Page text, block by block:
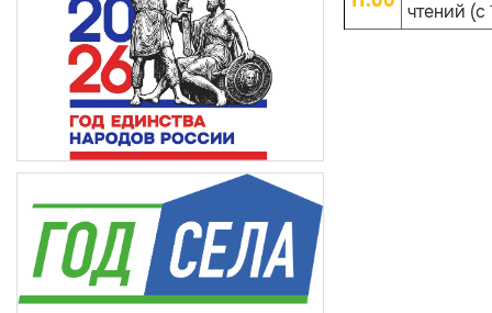
чтений (с